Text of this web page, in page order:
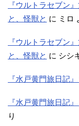
『ウルトラセブン
と、怪獣と に ミロ
『ウルトラセブン
と、怪獣と に シシ
『水戸黄門旅日記
『水戸黄門旅日記
り